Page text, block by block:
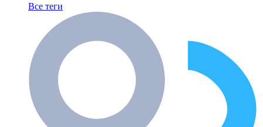
Все теги